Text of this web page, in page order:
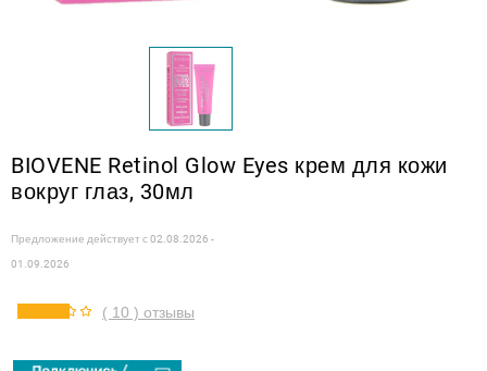
BIOVENE Retinol Glow Eyes крем для кожи
вокруг глаз, 30мл
Предложение действует с02.08.2026 -
01.09.2026
( 10 ) отзывы